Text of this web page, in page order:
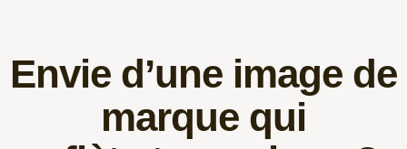
Envie d’une image de
marque qui